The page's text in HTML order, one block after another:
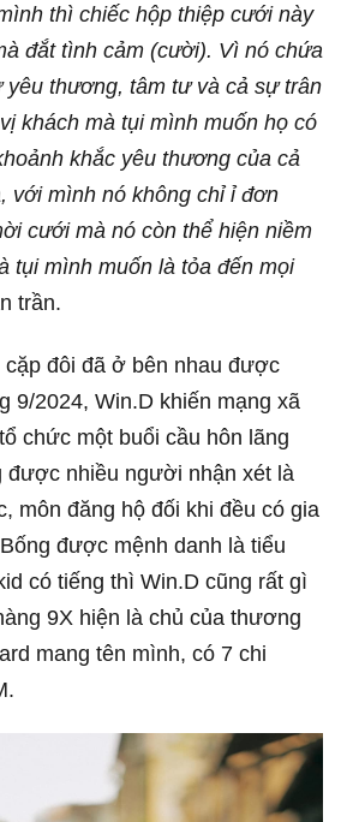
thì chiếc hộp thiệp cưới này
đắt tình cảm (cười). Vì nó chứa
yêu thương, tâm tư và cả sự trân
khách mà tụi mình muốn họ có
khắc yêu thương của cả
với mình nó không chỉ ỉ đơn
cưới mà nó còn thể hiện niềm
tụi mình muốn là tỏa đến mọi
trần.
cặp đôi đã ở bên nhau được
9/2024, Win.D khiến mạng xã
chức một buổi cầu hôn lãng
được nhiều người nhận xét là
môn đăng hộ đối khi đều có gia
được mệnh danh là tiểu
có tiếng thì Win.D cũng rất gì
9X hiện là chủ của thương
mang tên mình, có 7 chi